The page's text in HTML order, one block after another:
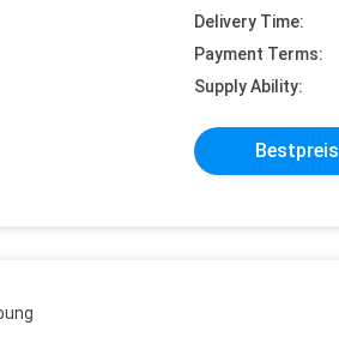
Delivery Time:
Payment Terms:
Supply Ability:
Bestpreis